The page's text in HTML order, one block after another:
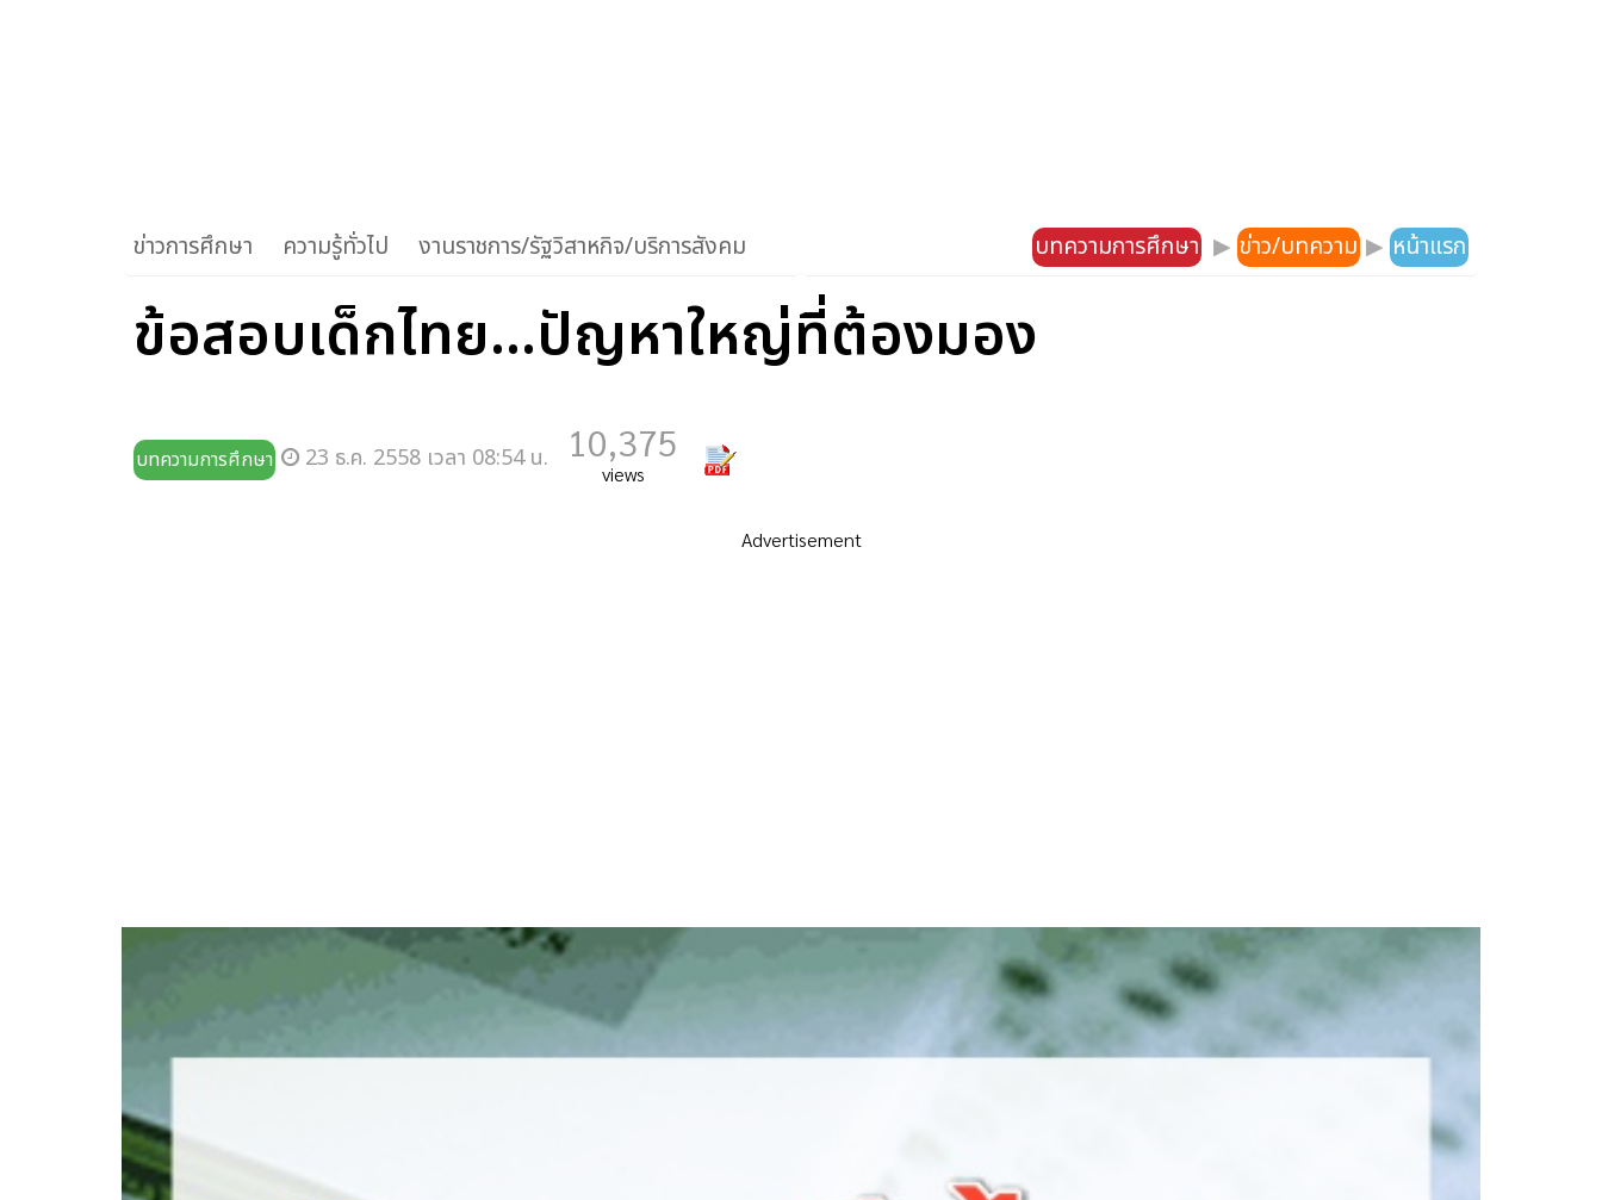
ข่าวการศึกษา ความรู้ทั่วไป งานราชการ/รัฐวิสาหกิจ/บริการสังคม บทความการศึกษา ▶ ข่าว/บทความ ▶ หน้าแรก
ข้อสอบเด็กไทย...ปัญหาใหญ่ที่ต้องมอง
บทความการศึกษา 23 ธ.ค. 2558 เวลา 08:54 น. 10,375
views
Advertisement